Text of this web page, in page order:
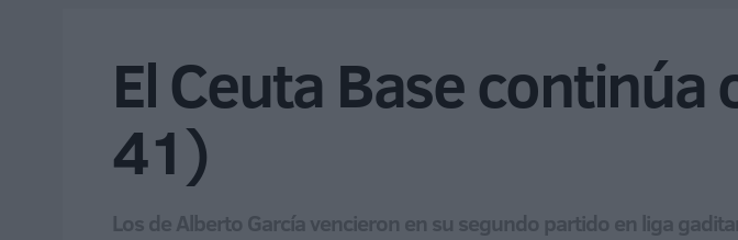
El Ceuta Base
41)
Los de Alberto García vencieron en su segundo partido en liga